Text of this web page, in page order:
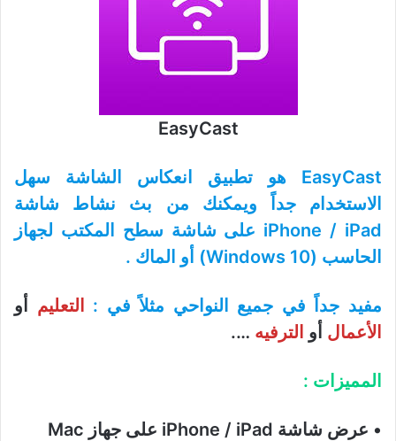
EasyCast
EasyCast هو تطبيق انعكاس الشاشة سهل
الاستخدام جداً ويمكنك من بث نشاط شاشة
iPhone / iPad على شاشة سطح المكتب لجهاز
الحاسب (Windows 10) أو الماك .
مفيد جداً في جميع النواحي مثلاً في : التعليم
أو
الأعمال أو الترفيه ….
المميزات :
• عرض شاشة iPhone / iPad على جهاز Mac